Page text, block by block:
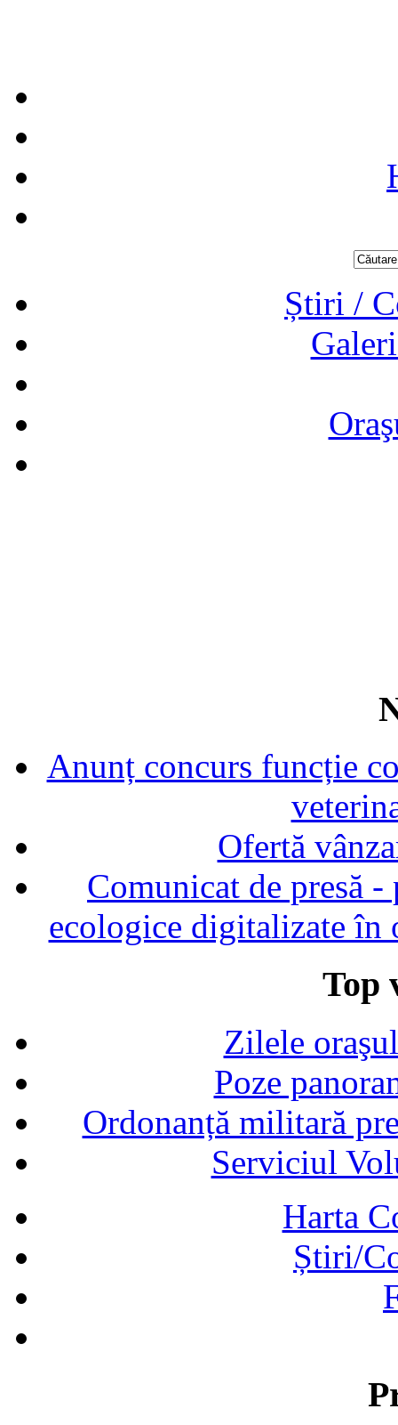
Știri /
Anunț concurs funcție
Ofertă
Comunicat de presă
ecologice digitalizate în
Top
Zilele
Poze
Ordonanță militară
Serviciul
Harta
Știri/